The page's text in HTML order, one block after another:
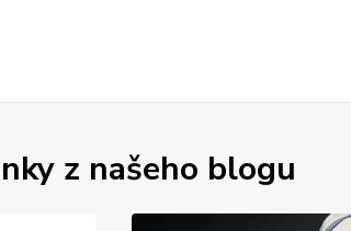
z našeho blogu